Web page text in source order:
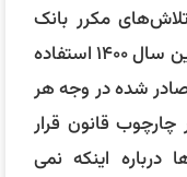
مکرر بانک
مرکزی و مجلس باعث شد در ۵ فروردین سال ۱۴۰۰ استفاده
شده در وجه هر
قانون قرار
اینکه نمی